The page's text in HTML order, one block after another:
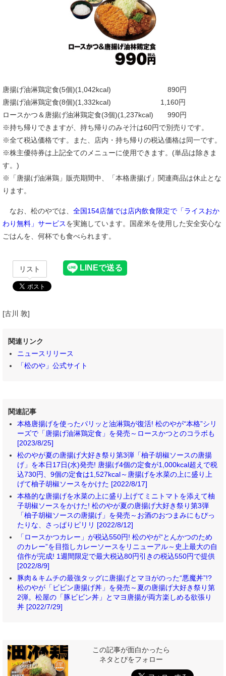
唐揚げ油淋鶏定食(5個)(1,042kcal) 890円
唐揚げ油淋鶏定食(8個)(1,332kcal) 1,160円
ロースかつ＆唐揚げ油淋鶏定食(3個)(1,237kcal) 990円
※持ち帰りできますが、持ち帰りのみそ汁は60円で別売りです。
※全て税込価格です。また、店内・持ち帰りの税込価格は同一です。
※株主優待券は上記全てのメニューに使用できます。(単品は除きま
す。)
※「唐揚げ油淋鶏」販売期間中、「本格唐揚げ」関連商品は休止とな
ります。
なお、松のやでは、 全国154店舗では店内飲食限定で「ライスおか
わり無料」サービスを実施しています。国産米を使用した安全安心な
ごはんを、何杯でも食べられます。
リスト
[古川 敦]
関連リンク
ニュースリリース
「松のや」公式サイト
関連記事
本格唐揚げを使ったパリッと油淋鶏が復活! 松のやが“本格”シリ
ーズで「唐揚げ油淋鶏定食」を発売～ロースかつとのコラボも
[2023/8/25]
松のやが夏の唐揚げ大好き祭り第3弾「柚子胡椒ソースの唐揚
げ」を本日17日(水)発売! 唐揚げ4個の定食が1,000kcal超えで税
込730円、9個の定食は1,527kcal～唐揚げを水菜の上に盛り上
げて柚子胡椒ソースをかけた [2022/8/17]
本格的な唐揚げを水菜の上に盛り上げてミニトマトを添えて柚
子胡椒ソースをかけた! 松のやが夏の唐揚げ大好き祭り第3弾
「柚子胡椒ソースの唐揚げ」を発売～お酒のおつまみにもぴっ
たりな、さっぱりピリリ [2022/8/12]
「ロースかつカレー」が税込550円! 松のやが“とんかつのため
のカレー”を目指しカレーソースをリニューアル～史上最大の自
信作が完成! 1週間限定で最大税込80円引きの税込550円で提供
[2022/8/9]
豚肉＆キムチの最強タッグに唐揚げとマヨがのった“悪魔丼”!?
松のやが「ビビン唐揚げ丼」を発売～夏の唐揚げ大好き祭り第
2弾。松屋の「豚ビビン丼」とマヨ唐揚が両方楽しめる欲張り
丼 [2022/7/29]
この記事が面白かったら
ネタとぴをフォロー